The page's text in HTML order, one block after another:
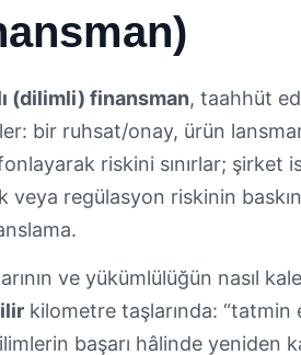
(dilimli) finansman, taahhüt
bir ruhsat/onay, ürün
riskini sınırlar; şirket
regülasyon riskinin
ve yükümlülüğün nasıl
kilometre taşlarında: “tatmin
başarı hâlinde yeniden